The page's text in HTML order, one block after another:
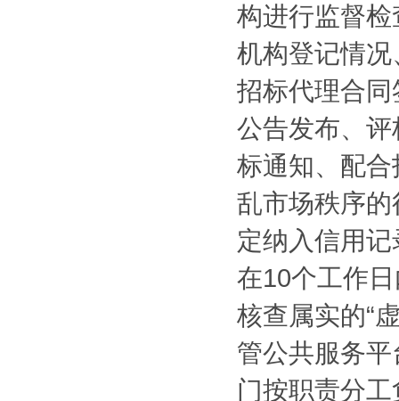
构进行监督
机构登记情
招标代理合
公告发布、
标通知、配
乱市场秩序
定纳入信用
在10个工作
核查属实的“
管公共服务
门按职责分